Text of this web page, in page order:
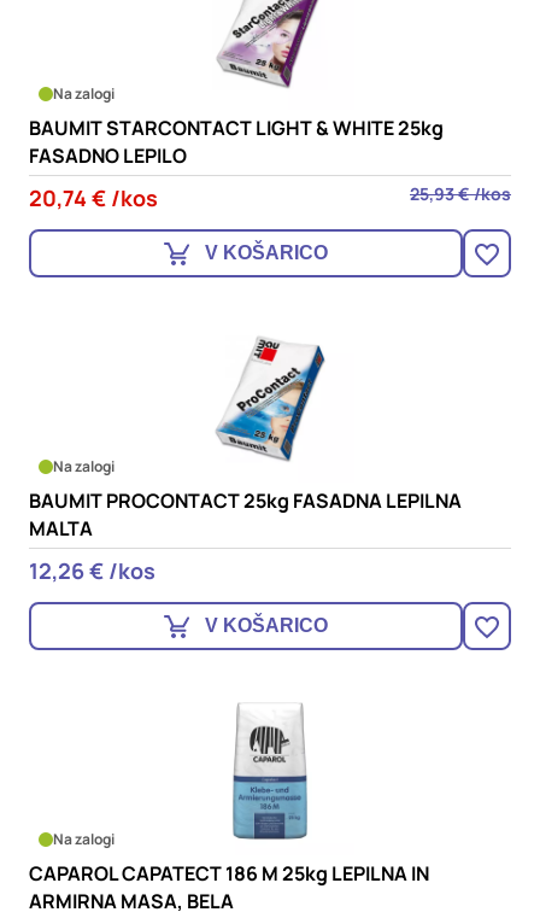
Na zalogi
BAUMIT STARCONTACT LIGHT & WHITE 25kg
FASADNO LEPILO
20,74 € /kos 25,93 € /kos
V KOŠARICO
Na zalogi
BAUMIT PROCONTACT 25kg FASADNA LEPILNA
MALTA
12,26 € /kos
V KOŠARICO
Na zalogi
CAPAROL CAPATECT 186 M 25kg LEPILNA IN
ARMIRNA MASA, BELA